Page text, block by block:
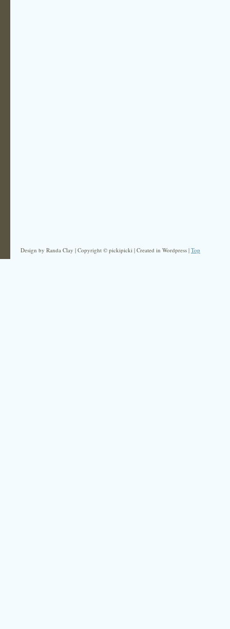
Design by Randa Clay | Copyright © pickipicki | Created in Wordpress | Top